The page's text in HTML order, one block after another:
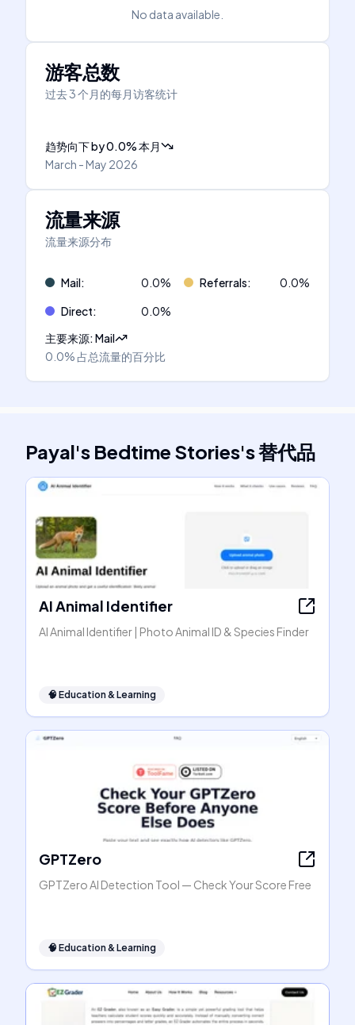
No data available.
游客总数
过去 3 个月的每月访客统计
趋势向下by0.0%本月
March - May 2026
流量来源
流量来源分布
Mail: 0.0% Referrals: 0.0%
Direct: 0.0%
主要来源:Mail
0.0%占总流量的百分比
Payal's Bedtime Stories's替代品
AI Animal Identifier
AI Animal Identifier | Photo Animal ID & Species Finder
🧠 Education & Learning
GPTZero
GPTZero AI Detection Tool — Check Your Score Free
🧠 Education & Learning